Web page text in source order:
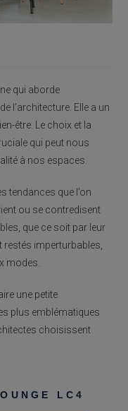
qui aborde
l’architecture. Elle a un
être. Le choix et la
qui peut nous
à nos espaces.
tendances que l’on
ou se contredisent
que ce soit par leur
restés imperturbables,
modes.
une petite
plus emblématiques
choisissent
LC4